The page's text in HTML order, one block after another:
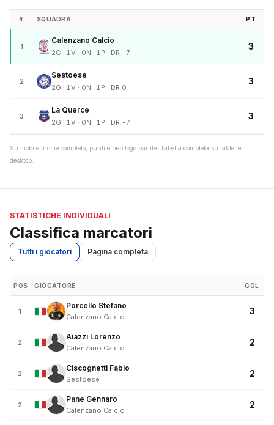
# SQUADRA PT
1
Calenzano Calcio
2G · 1V · 0N · 1P · DR +7
3
2
Sestoese
2G · 1V · 0N · 1P · DR 0
3
3
La Querce
2G · 1V · 0N · 1P · DR -7
3
Su mobile: nome completo, punti e riepilogo partite. Tabella completa su tablet e
desktop.
STATISTICHE INDIVIDUALI
Classifica marcatori
Tutti i giocatori Pagina completa
POS GIOCATORE GOL
1
Porcello Stefano
Calenzano Calcio
3
2
Aiazzi Lorenzo
Calenzano Calcio
2
2
Ciscognetti Fabio
Sestoese
2
2
Pane Gennaro
Calenzano Calcio
2